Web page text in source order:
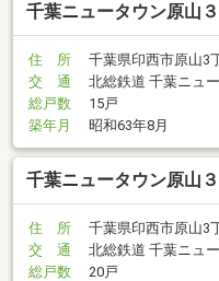
千葉ニュータウン原山
住 所
千葉県印西市原山3
交 通
北総鉄道 千葉ニュ
総戸数
15戸
築年月
昭和63年8月
千葉ニュータウン原山
住 所
千葉県印西市原山3
交 通
北総鉄道 千葉ニュ
総戸数
20戸